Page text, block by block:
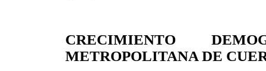
CRECIMIENTO
METROPOLITANA DE